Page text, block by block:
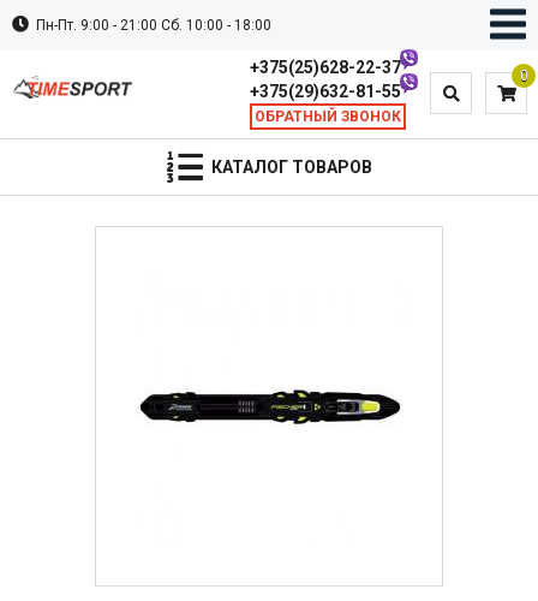
Пн-Пт. 9:00 - 21:00 Сб. 10:00 - 18:00
0
+375(25)628-22-37
+375(29)632-81-55
ОБРАТНЫЙ ЗВОНОК
КАТАЛОГ ТОВАРОВ